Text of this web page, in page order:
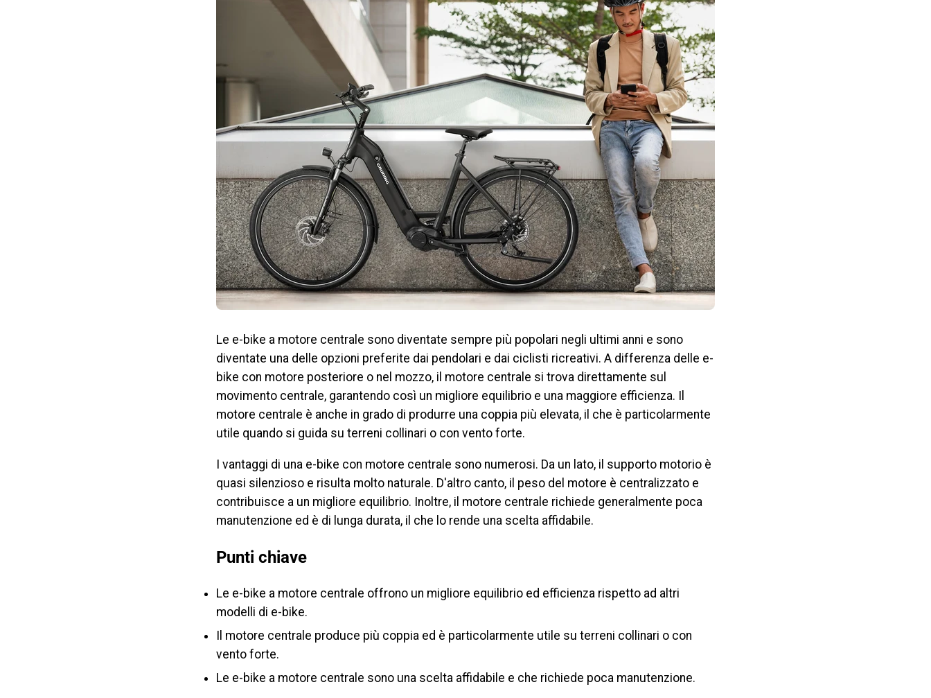
Le e-bike a motore centrale sono diventate sempre più popolari negli ultimi anni e sono
diventate una delle opzioni preferite dai pendolari e dai ciclisti ricreativi. A differenza delle e-
bike con motore posteriore o nel mozzo, il motore centrale si trova direttamente sul
movimento centrale, garantendo così un migliore equilibrio e una maggiore efficienza. Il
motore centrale è anche in grado di produrre una coppia più elevata, il che è particolarmente
utile quando si guida su terreni collinari o con vento forte.
I vantaggi di una e-bike con motore centrale sono numerosi. Da un lato, il supporto motorio è
quasi silenzioso e risulta molto naturale. D'altro canto, il peso del motore è centralizzato e
contribuisce a un migliore equilibrio. Inoltre, il motore centrale richiede generalmente poca
manutenzione ed è di lunga durata, il che lo rende una scelta affidabile.
Punti chiave
Le e-bike a motore centrale offrono un migliore equilibrio ed efficienza rispetto ad altri
modelli di e-bike.
Il motore centrale produce più coppia ed è particolarmente utile su terreni collinari o con
vento forte.
Le e-bike a motore centrale sono una scelta affidabile e che richiede poca manutenzione.